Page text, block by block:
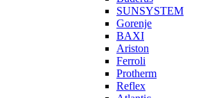
SUNSYSTEM
Gorenje
BAXI
Ariston
Ferroli
Protherm
Reflex